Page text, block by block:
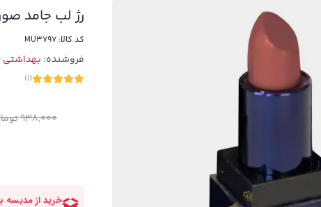
رژ لب جامد صورتی
کد کالا:MU3797
فروشنده: بهداشتی
(
1
)
938,000